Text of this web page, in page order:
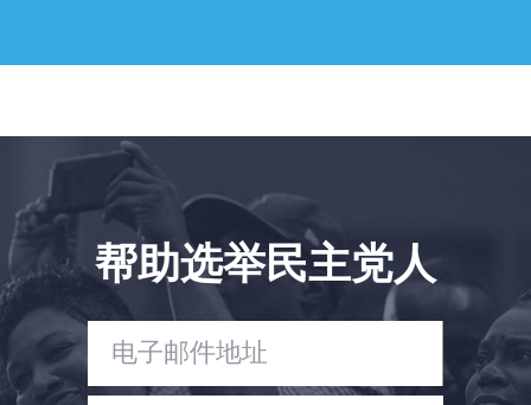
Shop
与我们合作
您的派对
行动
Vote
捐赠
帮助选举民主党人